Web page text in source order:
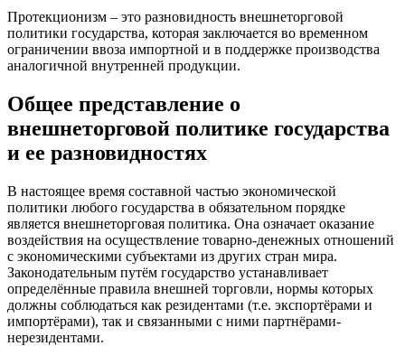
Протекционизм – это разновидность внешнеторговой
политики государства, которая заключается во временном
ограничении ввоза импортной и в поддержке производства
аналогичной внутренней продукции.
Общее представление о
внешнеторговой политике государства
и ее разновидностях
В настоящее время составной частью экономической
политики любого государства в обязательном порядке
является внешнеторговая политика. Она означает оказание
воздействия на осуществление товарно-денежных отношений
с экономическими субъектами из других стран мира.
Законодательным путём государство устанавливает
определённые правила внешней торговли, нормы которых
должны соблюдаться как резидентами (т.е. экспортёрами и
импортёрами), так и связанными с ними партнёрами-
нерезидентами.